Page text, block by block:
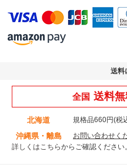
送料
全国 送料
北海道 規格品660円(税
沖縄県・離島
お問い合わせく
詳しくはこちらからご確認ください。